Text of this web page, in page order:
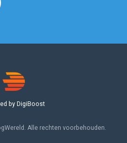
by DigiBoost
Alle rechten voorbehouden.